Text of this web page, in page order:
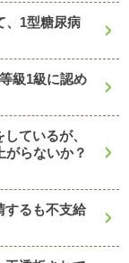
、1型糖尿病
級1級に認め
ているが、
がらないか？
するも不支給